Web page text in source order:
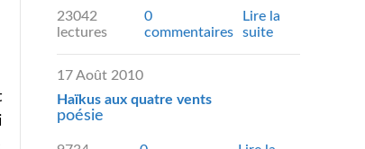
23042
lectures
0
commentaires
Lire la
suite
17 Août 2010
Haïkus aux quatre vents
poésie